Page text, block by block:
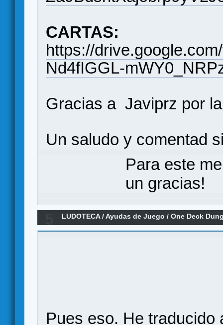
CARTAS:
https://
Nd4fIGGL-
Gracias a Javiprz por
Un saludo y comentad
Para este
un gracias!
LUDOTECA/Ayudas de Juego /One Deck
Pues eso. He traducido